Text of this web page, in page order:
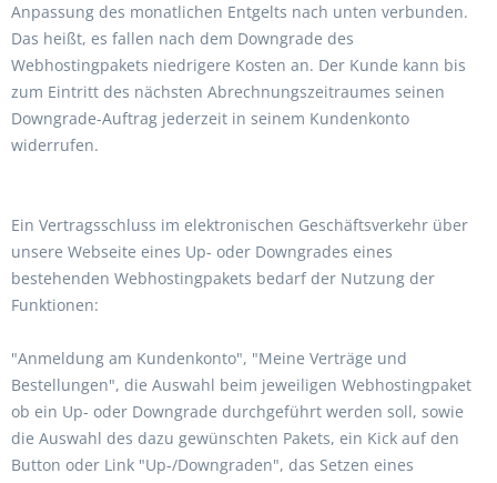
Anpassung des monatlichen Entgelts nach unten verbunden.
Das heißt, es fallen nach dem Downgrade des
Webhostingpakets niedrigere Kosten an. Der Kunde kann bis
zum Eintritt des nächsten Abrechnungszeitraumes seinen
Downgrade-Auftrag jederzeit in seinem Kundenkonto
widerrufen.
Ein Vertragsschluss im elektronischen Geschäftsverkehr über
unsere Webseite eines Up- oder Downgrades eines
bestehenden Webhostingpakets bedarf der Nutzung der
Funktionen:
"Anmeldung am Kundenkonto", "Meine Verträge und
Bestellungen", die Auswahl beim jeweiligen Webhostingpaket
ob ein Up- oder Downgrade durchgeführt werden soll, sowie
die Auswahl des dazu gewünschten Pakets, ein Kick auf den
Button oder Link "Up-/Downgraden", das Setzen eines